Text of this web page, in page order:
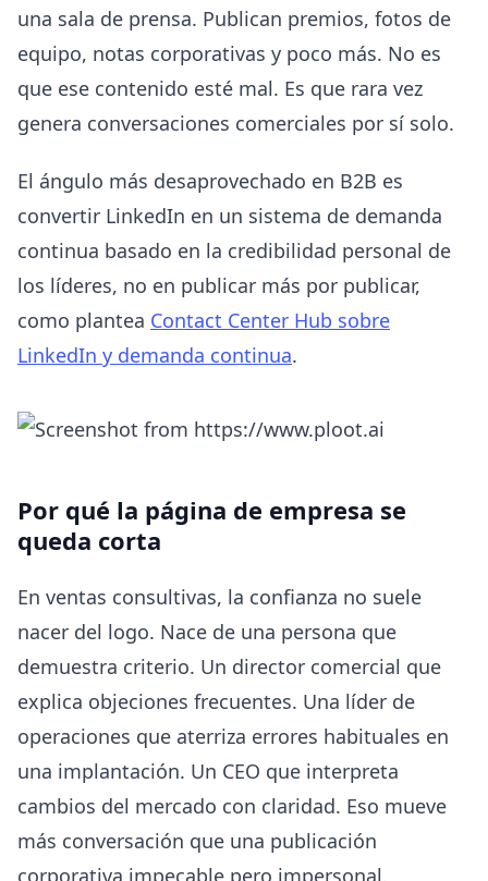
una sala de prensa. Publican premios, fotos de
equipo, notas corporativas y poco más. No es
que ese contenido esté mal. Es que rara vez
genera conversaciones comerciales por sí solo.
El ángulo más desaprovechado en B2B es
convertir LinkedIn en un sistema de demanda
continua basado en la credibilidad personal de
los líderes, no en publicar más por publicar,
como plantea Contact Center Hub sobre
LinkedIn y demanda continua.
Por qué la página de empresa se
queda corta
En ventas consultivas, la confianza no suele
nacer del logo. Nace de una persona que
demuestra criterio. Un director comercial que
explica objeciones frecuentes. Una líder de
operaciones que aterriza errores habituales en
una implantación. Un CEO que interpreta
cambios del mercado con claridad. Eso mueve
más conversación que una publicación
corporativa impecable pero impersonal.